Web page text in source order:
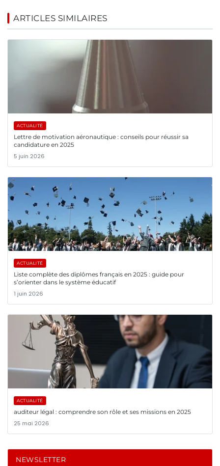
ARTICLES SIMILAIRES
ACTUALITÉ
Lettre de motivation aéronautique : conseils pour réussir sa
candidature en 2025
5 juin 2026
ACTUALITÉ
Liste complète des diplômes français en 2025 : guide pour
s’orienter dans le système éducatif
1 juin 2026
ACTUALITÉ
auditeur légal : comprendre son rôle et ses missions en 2025
25 mai 2026
NEWSLETTER